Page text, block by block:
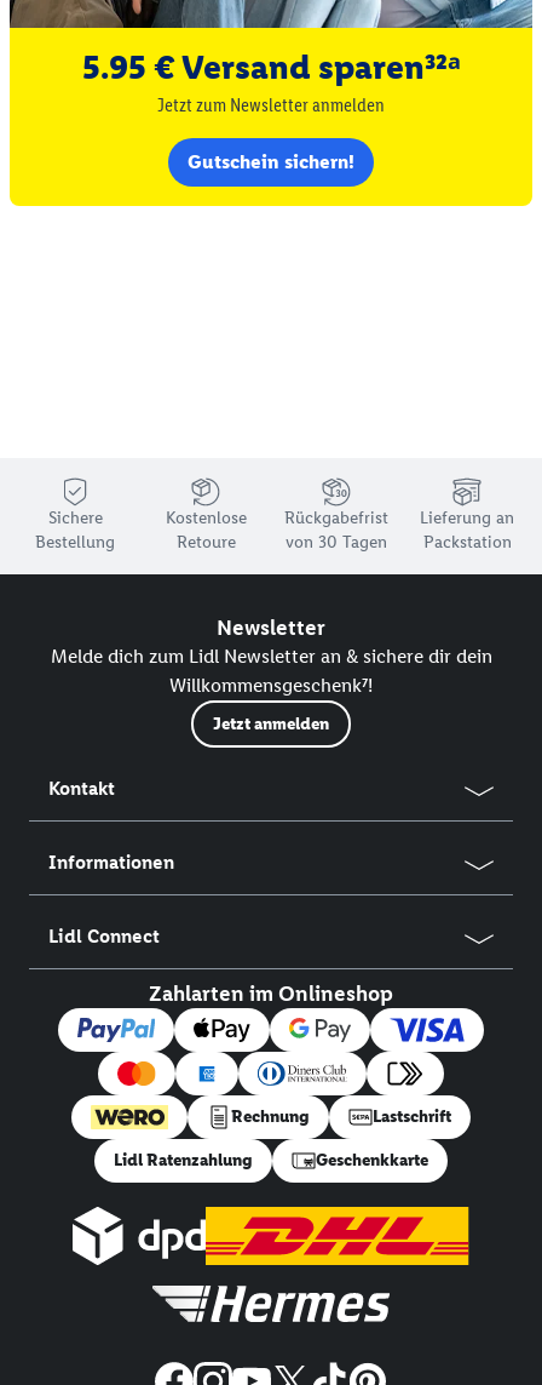
5.95 € Versand sparen³²ᵃ
Jetzt zum Newsletter anmelden
Gutschein sichern!
Sichere
Bestellung
Kostenlose
Retoure
Rückgabefrist
von 30 Tagen
Lieferung an
Packstation
Newsletter
Melde dich zum Lidl Newsletter an & sichere dir dein
Willkommensgeschenk⁷!
Jetzt anmelden
Kontakt
Informationen
Lidl Connect
Zahlarten im Onlineshop
Rechnung Lastschrift
Lidl Ratenzahlung Geschenkkarte